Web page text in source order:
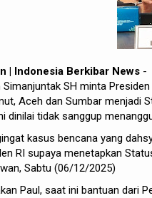
| Indonesia Berkibar News -
SH minta
Aceh dan Sumbar menjadi
dinilai tidak sanggup
kasus bencana yang
RI supaya menetapkan
Sabtu (06/12/2025)
Paul, saat ini bantuan dari